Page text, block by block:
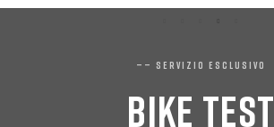
—— SERVIZIO ESCLUSIVO
BIKE TEST